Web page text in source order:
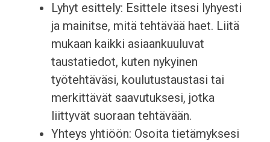
Lyhyt esittely: Esittele itsesi lyhyesti
ja mainitse, mitä tehtävää haet. Liitä
mukaan kaikki asiaankuuluvat
taustatiedot, kuten nykyinen
työtehtäväsi, koulutustaustasi tai
merkittävät saavutuksesi, jotka
liittyvät suoraan tehtävään.
Yhteys yhtiöön: Osoita tietämyksesi